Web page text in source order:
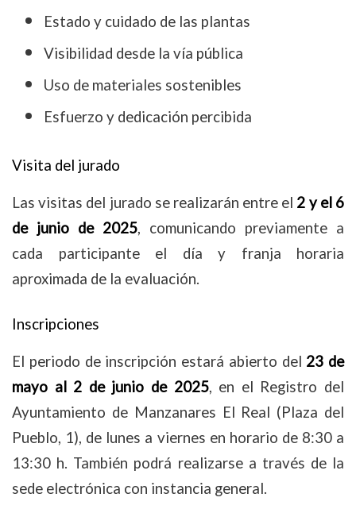
Estado y cuidado de las plantas
Visibilidad desde la vía pública
Uso de materiales sostenibles
Esfuerzo y dedicación percibida
Visita del jurado
Las visitas del jurado se realizarán entre el 2 y el 6
de junio de 2025, comunicando previamente a
cada participante el día y franja horaria
aproximada de la evaluación.
Inscripciones
El periodo de inscripción estará abierto del 23 de
mayo al 2 de junio de 2025, en el Registro del
Ayuntamiento de Manzanares El Real (Plaza del
Pueblo, 1), de lunes a viernes en horario de 8:30 a
13:30 h. También podrá realizarse a través de la
sede electrónica con instancia general.